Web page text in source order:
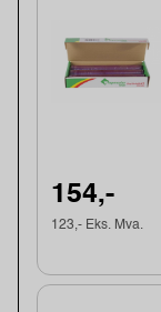
154,-
123,- Eks. Mva.